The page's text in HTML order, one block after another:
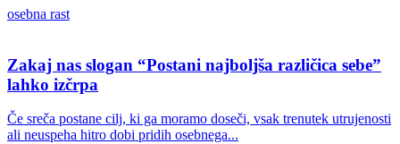
osebna rast
Zakaj nas slogan “Postani najboljša različica sebe”
lahko izčrpa
Če sreča postane cilj, ki ga moramo doseči, vsak trenutek utrujenosti
ali neuspeha hitro dobi pridih osebnega...